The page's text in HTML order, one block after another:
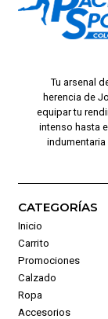
Tu arsenal
herencia de
equipar tu
intenso hasta
CATEGORÍAS
Inicio
Carrito
Promociones
Calzado
Ropa
Accesorios